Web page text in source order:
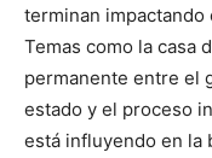
terminan
Temas como la casa
permanente entre el
estado y el proceso
está influyendo en la